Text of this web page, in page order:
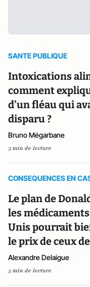
SANTE PUBLIQUE
Intoxications
comment
d’un fléau qui
disparu ?
Bruno Mégarbane
3 min de lecture
CONSEQUENCES EN
Le plan de
les
Unis pourrait
le prix de ceux
Alexandre Delaigue
5 min de lecture